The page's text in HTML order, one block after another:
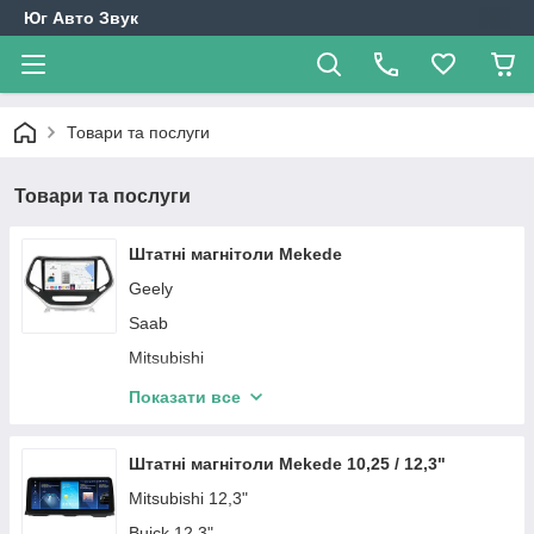
Юг Авто Звук
Товари та послуги
Товари та послуги
Штатні магнітоли Mekede
Geely
Saab
Mitsubishi
Hyundai
Mazda
Chevrolet
Показати все
Штатні магнітоли Mekede 10,25 / 12,3"
Mitsubishi 12,3"